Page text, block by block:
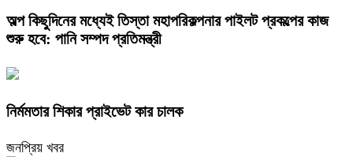
অল্প কিছুদিনের মধ্যেই তিস্তা মহাপরিকল্পনার পাইলট প্রকল্পের কাজ
শুরু হবে: পানি সম্পদ প্রতিমন্ত্রী
নির্মমতার শিকার প্রাইভেট কার চালক
জনপ্রিয় খবর